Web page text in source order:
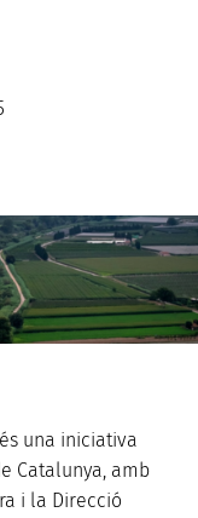
una iniciativa
Catalunya, amb
i la Direcció